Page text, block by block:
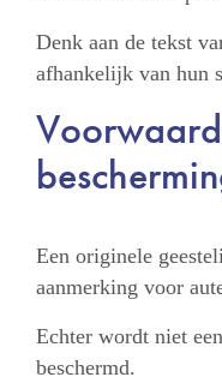
Denk aan de tekst
afhankelijk van hun
Een originele
aanmerking voor
Echter wordt niet
beschermd.